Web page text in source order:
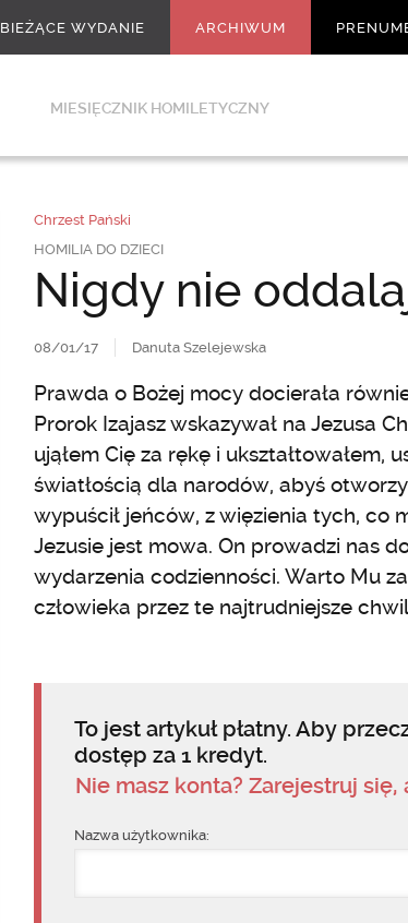
BIEŻĄCE WYDANIE ARCHIWUM
MIESIĘCZNIK HOMILETYCZNY
Chrzest Pański
HOMILIA DO DZIECI
Nigdy nie
08/01/17 Danuta Szelejewska
Prawda o Bożej mocy docierała
Prorok Izajasz wskazywał na Jezusa
ująłem Cię za rękę i ukształtowałem,
światłością dla narodów, abyś
wypuścił jeńców, z więzienia tych, co
Jezusie jest mowa. On prowadzi nas
wydarzenia codzienności. Warto Mu
człowieka przez te najtrudniejsze
To jest artykuł płatny. Aby
dostęp za 1 kredyt.
Nie masz konta? Zarejestruj
Nazwa użytkownika: